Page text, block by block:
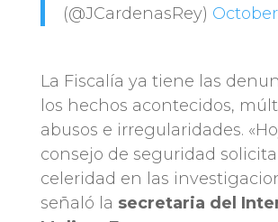
(@JCardenasRey) October
La Fiscalía ya tiene las
los hechos acontecidos,
abusos e irregularidades.
consejo de seguridad
celeridad en las
señaló la secretaria del